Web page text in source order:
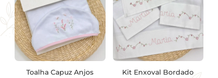
Toalha Capuz Anjos
Kit Enxoval Bordado